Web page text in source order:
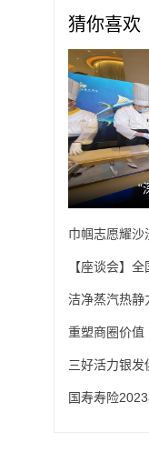
猜你喜欢
“
巾帼志愿耀沙
桥”
【座谈会】
中心运营总部
洁净蒸汽热静
重塑商圈价值
三好活力银
州启幕聚焦资
国寿寿险